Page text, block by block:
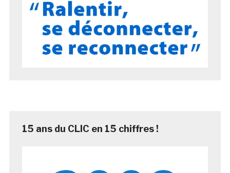
15 ans du CLIC en 15 chiffres !